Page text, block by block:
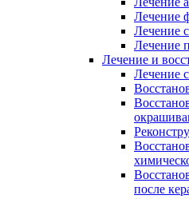
Лечение
Лечение
Лечение
Лечение и
Лечение
после